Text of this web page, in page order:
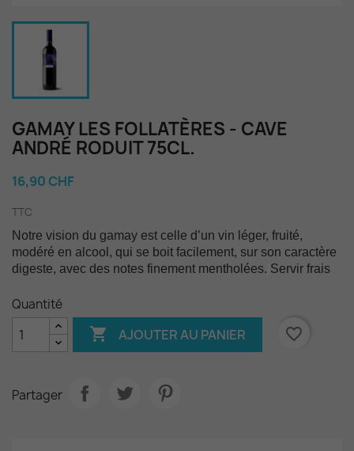
GAMAY LES FOLLATÈRES - CAVE
ANDRÉ RODUIT 75CL.
16,90 CHF
TTC
Notre vision du gamay est celle d’un vin léger, fruité,
modéré en alcool, qui se boit facilement, sur son caractère
digeste, avec des notes finement mentholées. Servir frais
Quantité
 AJOUTER AU PANIER favorite_border
Partager